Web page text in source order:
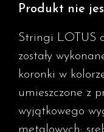
Produkt nie
Stringi LOTUS
zostały
koronki w
umieszczone z
wyjątkowego
metalowych: